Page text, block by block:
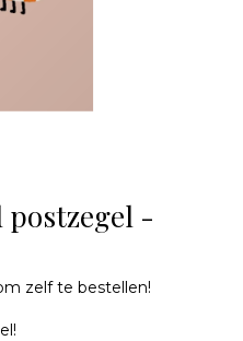
-
zelf te bestellen!